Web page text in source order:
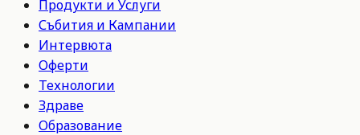
Продукти и Услуги
Събития и Кампании
Интервюта
Оферти
Технологии
Здраве
Образование